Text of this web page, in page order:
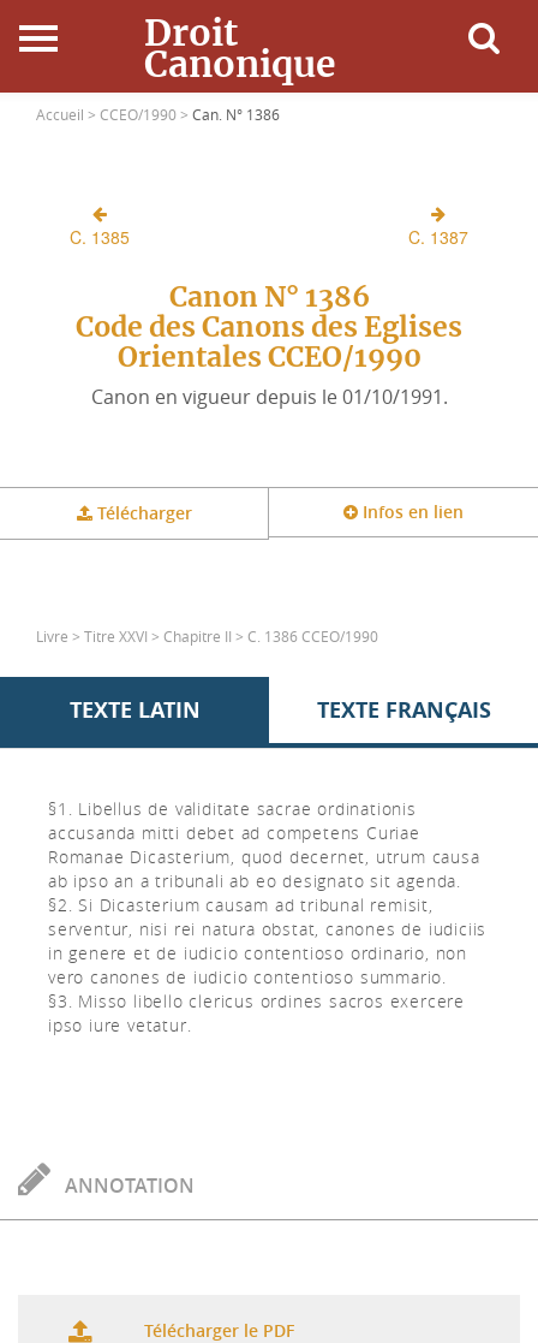
Droit
Canonique
Accueil
Ressources
Connexion
Accueil > CCEO/1990 > Can. N° 1386
C. 1385 C. 1387
Canon N° 1386
Code des Canons des Eglises
Orientales CCEO/1990
Canon en vigueur depuis le 01/10/1991.
Télécharger Infos en lien
Livre > Titre XXVI > Chapitre II > C. 1386 CCEO/1990
TEXTE LATIN TEXTE FRANÇAIS
§1. Libellus de validitate sacrae ordinationis
accusanda mitti debet ad competens Curiae
Romanae Dicasterium, quod decernet, utrum causa
ab ipso an a tribunali ab eo designato sit agenda.
§2. Si Dicasterium causam ad tribunal remisit,
serventur, nisi rei natura obstat, canones de iudiciis
in genere et de iudicio contentioso ordinario, non
vero canones de iudicio contentioso summario.
§3. Misso libello clericus ordines sacros exercere
ipso iure vetatur.
ANNOTATION
Télécharger le PDF